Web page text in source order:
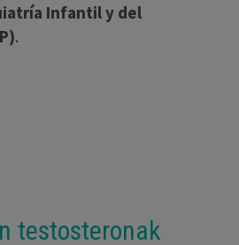
Infantil y del
.
testosteronak